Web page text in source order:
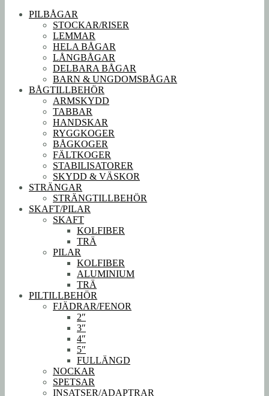
PILBÅGAR
STOCKAR/RISER
LEMMAR
HELA BÅGAR
LÅNGBÅGAR
DELBARA BÅGAR
BARN & UNGDOMSBÅGAR
BÅGTILLBEHÖR
ARMSKYDD
TABBAR
HANDSKAR
RYGGKOGER
BÅGKOGER
FÄLTKOGER
STABILISATORER
SKYDD & VÄSKOR
STRÄNGAR
STRÄNGTILLBEHÖR
SKAFT/PILAR
SKAFT
KOLFIBER
TRÄ
PILAR
KOLFIBER
ALUMINIUM
TRÄ
PILTILLBEHÖR
FJÄDRAR/FENOR
2″
3″
4″
5″
FULLÄNGD
NOCKAR
SPETSAR
INSATSER/ADAPTRAR